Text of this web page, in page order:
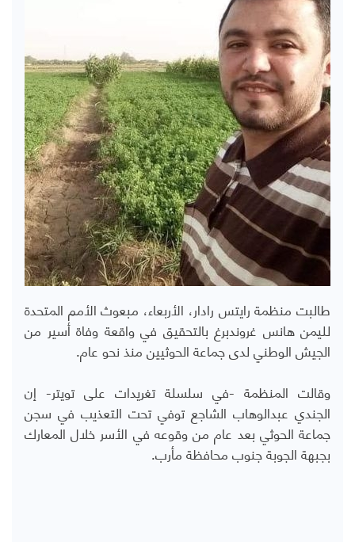
طالبت منظمة رايتس رادار، الأربعاء، مبعوث الأمم المتحدة
لليمن هانس غروندبرغ بالتحقيق في واقعة وفاة أسير من
الجيش الوطني لدى جماعة الحوثيين منذ نحو عام.
وقالت المنظمة -في سلسلة تغريدات على تويتر- إن
الجندي عبدالوهاب الشاجع توفي تحت التعذيب في سجن
جماعة الحوثي بعد عام من وقوعه في الأسر خلال المعارك
بجبهة الجوبة جنوب محافظةمأرب.